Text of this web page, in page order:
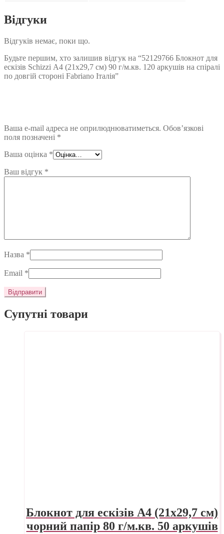
Відгуки
Відгуків немає, поки що.
Будьте першим, хто залишив відгук на “52129766 Блокнот для
ескізів Schizzi А4 (21х29,7 см) 90 г/м.кв. 120 аркушів на спіралі
по довгій стороні Fabriano Італія”
Ваша e-mail адреса не оприлюднюватиметься. Обов’язкові
поля позначені *
Ваша оцінка *
Ваш відгук *
Назва *
Email *
Супутні товари
Блокнот для ескізів А4 (21х29,7 см)
чорний папір 80 г/м.кв. 50 аркушів